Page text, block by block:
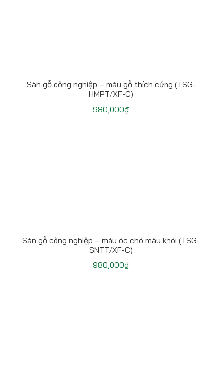
Sàn gỗ công nghiệp – màu gỗ thích cứng (TSG-
HMPT/XF-C)
980,000₫
Sàn gỗ công nghiệp – màu óc chó màu khói (TSG-
SNTT/XF-C)
980,000₫